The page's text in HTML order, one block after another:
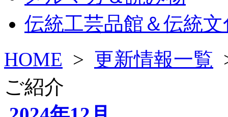
伝統工芸品館＆伝統文
HOME > 更新情報一覧
ご紹介